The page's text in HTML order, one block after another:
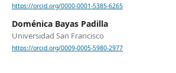
https://orcid.org/0000-0001-5385-6265
Doménica Bayas Padilla
Universidad San Francisco
https://orcid.org/0009-0005-5980-2977